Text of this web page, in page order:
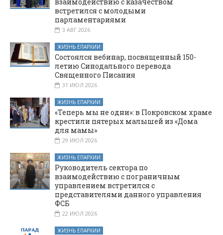
встретился с молодыми
парламентариями
3 АВГ 2026
ЖИЗНЬ ЕПАРХИИ
Состоялся вебинар, посвященный 150-
летию Синодального перевода
Священного Писания
31 ИЮЛ 2026
ЖИЗНЬ ЕПАРХИИ
«Теперь мы не одни»: в Покровском храме
крестили пятерых малышей из «Дома
для мамы»
29 ИЮЛ 2026
ЖИЗНЬ ЕПАРХИИ
Руководитель сектора по
взаимодействию с пограничным
управлением встретился с
представителями данного управления
ФСБ
22 ИЮЛ 2026
ЖИЗНЬ ЕПАРХИИ